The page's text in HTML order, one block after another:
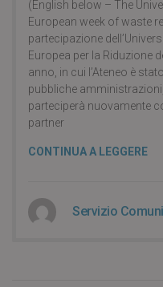
(English below – The
European week of waste
partecipazione
Europea per la Riduzione
anno, in cui l’Ateneo è
pubbliche
parteciperà nuovamente
partner
CONTINUA A LEGGERE
Servizio